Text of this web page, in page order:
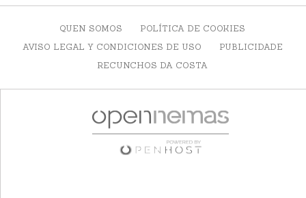
QUEN SOMOS
POLÍTICA DE COOKIES
AVISO LEGAL Y CONDICIONES DE USO
PUBLICIDADE
RECUNCHOS DA COSTA